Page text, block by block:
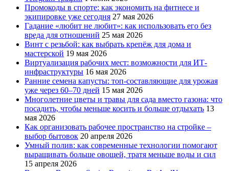
Промокоды в спорте: как экономить на фитнесе и
экипировке уже сегодня 27 мая 2026
Гадание «любит не любит»: как использовать его без
вреда для отношений 25 мая 2026
Винт с резьбой: как выбрать крепёж для дома и
мастерской 19 мая 2026
Виртуализация рабочих мест: возможности для ИТ-
инфраструктуры 16 мая 2026
Ранние семена капусты: топ‑составляющие для урожая
уже через 60–70 дней 15 мая 2026
Многолетние цветы и травы для сада вместо газона: что
посадить, чтобы меньше косить и больше отдыхать 13
мая 2026
Как организовать рабочее пространство на стройке –
выбор бытовок 20 апреля 2026
Умный полив: как современные технологии помогают
выращивать больше овощей, тратя меньше воды и сил
15 апреля 2026